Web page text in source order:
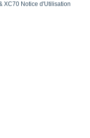
XC70 Notice d'Utilisation